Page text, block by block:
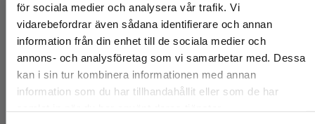
för sociala medier och analysera vår trafik. Vi
vidarebefordrar även sådana identifierare och annan
information från din enhet till de sociala medier och
annons- och analysföretag som vi samarbetar med. Dessa
kan i sin tur kombinera informationen med annan
information som du har tillhandahållit eller som de har
Begränsad fraktregion
Det verkar som att du besöker studentlitteratur.se
via en enhet utanför Sverige. Vi erbjuder inte
Ungdomar läser och skriver